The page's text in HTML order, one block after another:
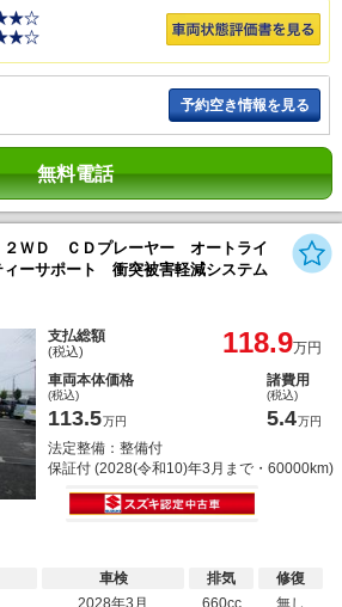
予約空き情報を見る
無料電話
Ｄ ＣＤプレーヤー オートライ
ーサポート 衝突被害軽減システム
支払総額
(税込) 118.9万円
車両本体価格
(税込)
113.5万円
諸費用
(税込)
5.4万円
法定整備：整備付
保証付 (2028(令和10)年3月まで・60000km)
車検
2028年3月
排気
660cc
修復
無し